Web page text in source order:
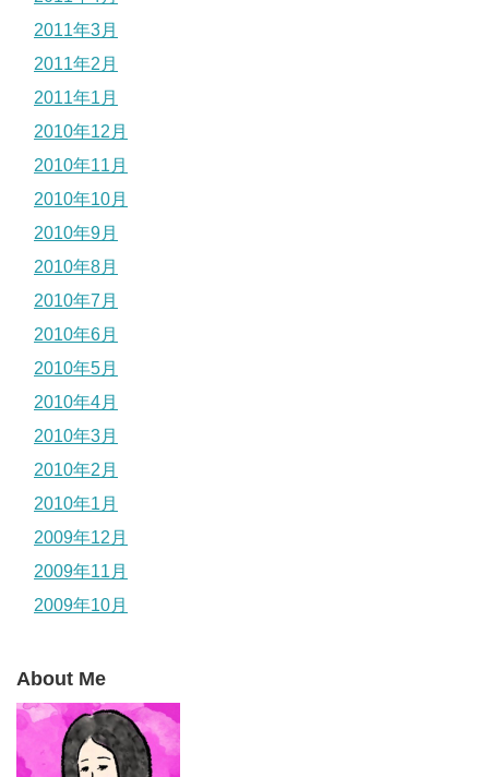
2011年3月
2011年2月
2011年1月
2010年12月
2010年11月
2010年10月
2010年9月
2010年8月
2010年7月
2010年6月
2010年5月
2010年4月
2010年3月
2010年2月
2010年1月
2009年12月
2009年11月
2009年10月
About Me